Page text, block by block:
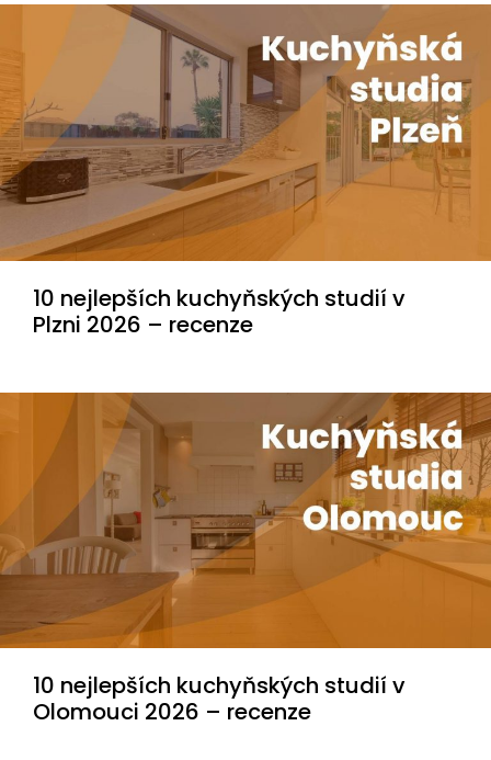
10 nejlepších kuchyňských studií v
Plzni 2026 – recenze
10 nejlepších kuchyňských studií v
Olomouci 2026 –⁠ recenze